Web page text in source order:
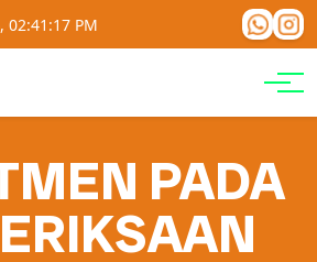
02:41:18 PM
PADA